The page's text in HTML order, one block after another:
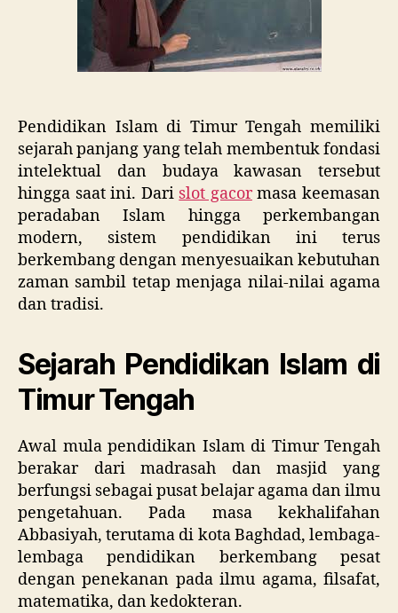
Pendidikan Islam di Timur Tengah memiliki
sejarah panjang yang telah membentuk fondasi
intelektual dan budaya kawasan tersebut
hingga saat ini. Dari slot gacormasa keemasan
peradaban Islam hingga perkembangan
modern, sistem pendidikan ini terus
berkembang dengan menyesuaikan kebutuhan
zaman sambil tetap menjaga nilai-nilai agama
dan tradisi.
Sejarah Pendidikan Islam di
Timur Tengah
Awal mula pendidikan Islam di Timur Tengah
berakar dari madrasah dan masjid yang
berfungsi sebagai pusat belajar agama dan ilmu
pengetahuan. Pada masa kekhalifahan
Abbasiyah, terutama di kota Baghdad, lembaga-
lembaga pendidikan berkembang pesat
dengan penekanan pada ilmu agama, filsafat,
matematika, dan kedokteran.